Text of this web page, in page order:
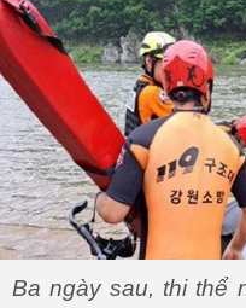
Ba ngày sau, thi thể